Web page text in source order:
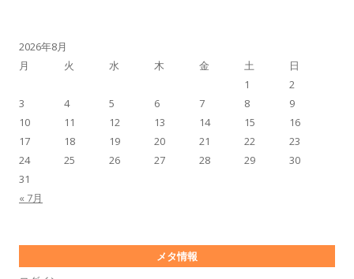
2026年8月
月
火 水 木 金 土 日
« 7月
1
2
3
4 5 6 7 8
9
10
11 12 13 14 15
16
17
18 19 20 21 22
23
24
25 26 27 28 29
30
31
メタ情報